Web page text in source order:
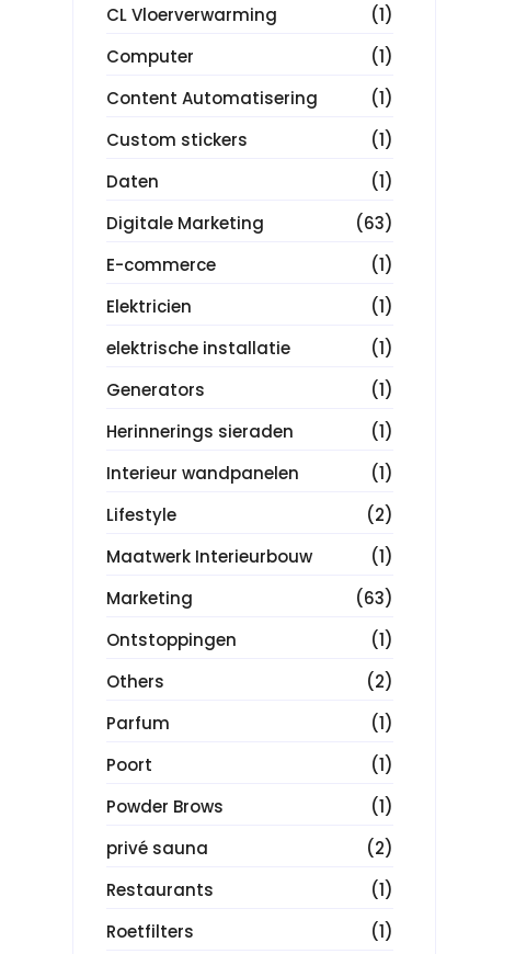
CL Vloerverwarming
(1)
Computer
(1)
Content Automatisering
(1)
Custom stickers
(1)
Daten
(1)
Digitale Marketing
(63)
E-commerce
(1)
Elektricien
(1)
elektrische installatie
(1)
Generators
(1)
Herinnerings sieraden
(1)
Interieur wandpanelen
(1)
Lifestyle
(2)
Maatwerk Interieurbouw
(1)
Marketing
(63)
Ontstoppingen
(1)
Others
(2)
Parfum
(1)
Poort
(1)
Powder Brows
(1)
privé sauna
(2)
Restaurants
(1)
Roetfilters
(1)